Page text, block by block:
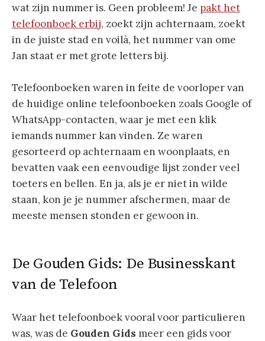
wat zijn nummer is. Geen probleem! Je pakt het
telefoonboek erbij, zoekt zijn achternaam, zoekt
in de juiste stad en voilà, het nummer van ome
Jan staat er met grote letters bij.
Telefoonboeken waren in feite de voorloper van
de huidige online telefoonboeken zoals Google of
WhatsApp-contacten, waar je met een klik
iemands nummer kan vinden. Ze waren
gesorteerd op achternaam en woonplaats, en
bevatten vaak een eenvoudige lijst zonder veel
toeters en bellen. En ja, als je er niet in wilde
staan, kon je je nummer afschermen, maar de
meeste mensen stonden er gewoon in.
De Gouden Gids: De Businesskant
van de Telefoon
Waar het telefoonboek vooral voor particulieren
was, was de Gouden Gids meer een gids voor